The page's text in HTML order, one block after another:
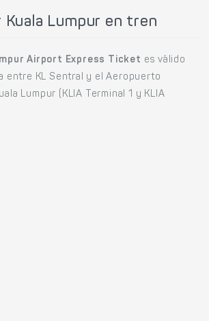
Kuala Lumpur en tren
Airport Express Ticket es válido
entre KL Sentral y el Aeropuerto
Lumpur (KLIA Terminal 1 y KLIA